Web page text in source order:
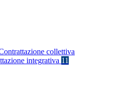
collettiva
integrativa 11